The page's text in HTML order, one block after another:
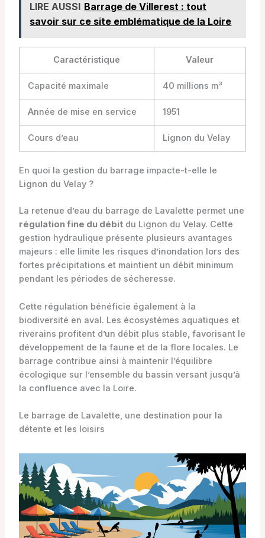
LIRE AUSSI Barrage de Villerest : tout
savoir sur ce site emblématique de la Loire
Caractéristique Valeur
Capacité maximale 40 millions m³
Année de mise en service 1951
Cours d’eau Lignon du Velay
En quoi la gestion du barrage impacte-t-elle le
Lignon du Velay ?
La retenue d’eau du barrage de Lavalette permet une
régulation fine du débitdu Lignon du Velay. Cette
gestion hydraulique présente plusieurs avantages
majeurs : elle limite les risques d’inondation lors des
fortes précipitations et maintient un débit minimum
pendant les périodes de sécheresse.
Cette régulation bénéficie également à la
biodiversité en aval. Les écosystèmes aquatiques et
riverains profitent d’un débit plus stable, favorisant le
développement de la faune et de la flore locales. Le
barrage contribue ainsi à maintenir l’équilibre
écologique sur l’ensemble du bassin versant jusqu’à
la confluence avec la Loire.
Le barrage de Lavalette, une destination pour la
détente et les loisirs